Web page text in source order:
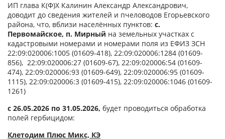
ИП глава К(Ф)Х Калинин Александр Александрович,
доводит до сведения жителей и пчеловодов Егорьевского
района, что, вблизи населённых пунктов: с.
Первомайское, п. Мирный на земельных участках с
кадастровыми номерами и номерами поля из ЕФИЗ ЗСН
22:09:020006:1005 (01609-418), 22:09:020006:1284 (01609-
856), 22:09:020006:27 (01609-67), 22:09:020006:54 (01609-
474), 22:09:020006:93 (01609-649), 22:09:020006:95 (01609-
1115), 22:09:020006:3 (01609-415), 22:09:020006:1046 (01609-
1261)
с 26.05.2026 по 31.05.2026, будет проводиться обработка
полей гербицидом:
Клетодим Плюс Микс, КЭ